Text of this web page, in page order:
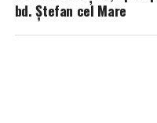
bd. Ștefan cel Mare